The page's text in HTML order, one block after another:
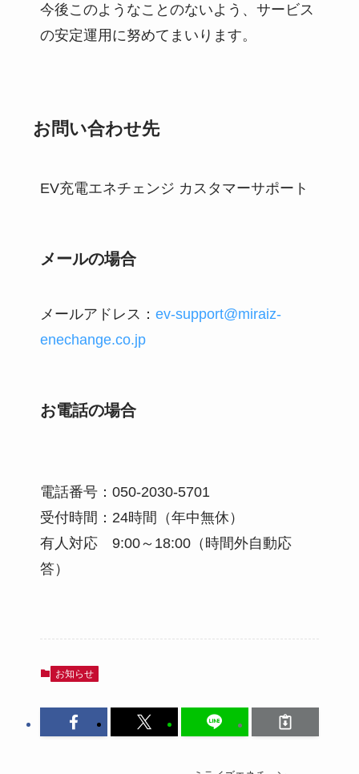
今後このようなことのないよう、サービス
の安定運用に努めてまいります。
お問い合わせ先
EV充電エネチェンジ カスタマーサポート
メールの場合
メールアドレス： ev-support@miraiz-
enechange.co.jp
お電話の場合
電話番号：050-2030-5701
受付時間：24時間（年中無休）
有人対応 9:00～18:00（時間外自動応
答）
お知らせ